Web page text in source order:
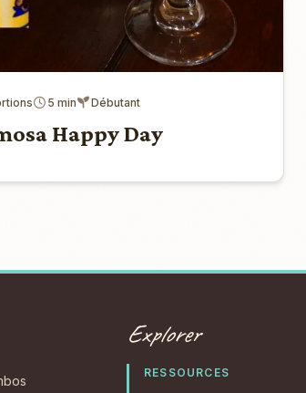
5 min Débutant
Happy Day
Explorer
RESSOURCES